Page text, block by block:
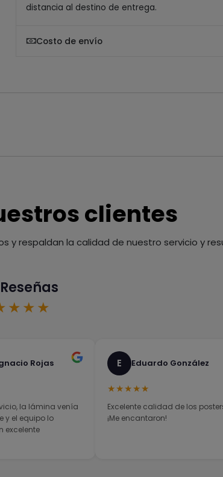
distancia al destino de entrega.
Costo de envío
clientes
y respaldan la calidad de nuestro servicio y
Reseñas
Rojas
la lámina venía
y el equipo lo
excelente
E Eduardo González
★★★★★
Excelente calidad de los
¡Me encantaron!